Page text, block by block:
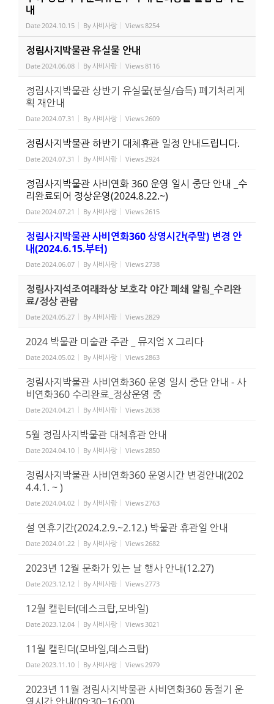
내
Date2024.10.15 By사비사랑 Views8254
정림사지박물관 유실물 안내
Date2024.06.08 By사비사랑 Views8116
정림사지박물관 상반기 유실물(분실/습득) 폐기처리계
획 재안내
Date2024.07.31 By사비사랑 Views2609
정림사지박물관 하반기 대체휴관 일정 안내드립니다.
Date2024.07.31 By사비사랑 Views2924
정림사지박물관 사비연화 360 운영 일시 중단 안내 _수
리완료되어 정상운영(2024.8.22.~)
Date2024.07.21 By사비사랑 Views2615
정림사지박물관 사비연화360 상영시간(주말) 변경 안
내(2024.6.15.부터)
Date2024.06.07 By사비사랑 Views2738
정림사지석조여래좌상 보호각 야간 폐쇄 알림_수리완
료/정상 관람
Date2024.05.27 By사비사랑 Views2829
2024 박물관 미술관 주관 _ 뮤지엄 X 그리다
Date2024.05.02 By사비사랑 Views2863
정림사지박물관 사비연화360 운영 일시 중단 안내 - 사
비연화360 수리완료_정상운영 중
Date2024.04.21 By사비사랑 Views2638
5월 정림사지박물관 대체휴관 안내
Date2024.04.10 By사비사랑 Views2850
정림사지박물관 사비연화360 운영시간 변경안내(202
4.4.1. ~ )
Date2024.04.02 By사비사랑 Views2763
설 연휴기간(2024.2.9.~2.12.) 박물관 휴관일 안내
Date2024.01.22 By사비사랑 Views2682
2023년 12월 문화가 있는 날 행사 안내(12.27)
Date2023.12.12 By사비사랑 Views2773
12월 캘린터(데스크탑,모바일)
Date2023.12.04 By사비사랑 Views3021
11월 캘린더(모바일,데스크탑)
Date2023.11.10 By사비사랑 Views2979
2023년 11월 정림사지박물관 사비연화360 동절기 운